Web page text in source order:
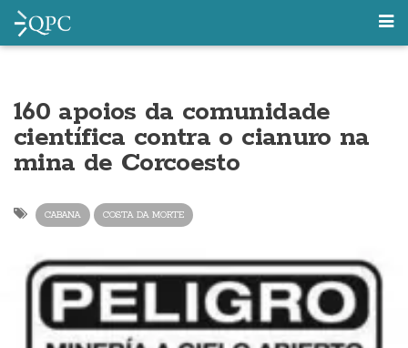
160 apoios da comunidade
científica contra o cianuro na
mina de Corcoesto
CABANA COSTA DA MORTE